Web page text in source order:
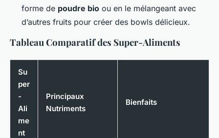
forme de poudre bio ou en le mélangeant avec
d’autres fruits pour créer des bowls délicieux.
Tableau Comparatif des Super-Aliments
Su
per
-
Ali
me
nt
Principaux
Nutriments
Bienfaits